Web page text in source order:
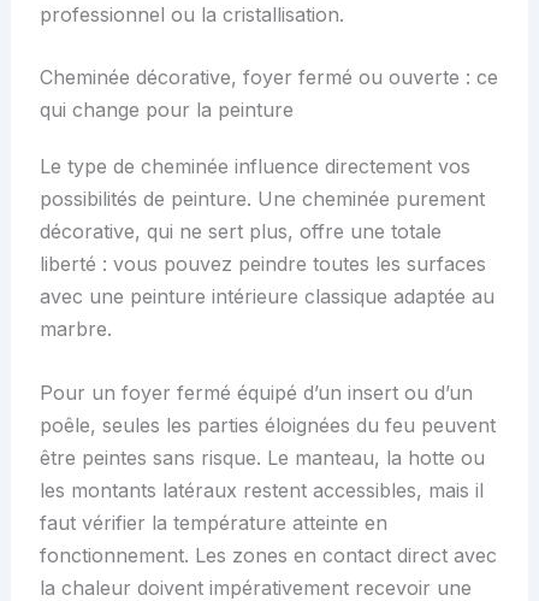
professionnel ou la cristallisation.
Cheminée décorative, foyer fermé ou ouverte : ce
qui change pour la peinture
Le type de cheminée influence directement vos
possibilités de peinture. Une cheminée purement
décorative, qui ne sert plus, offre une totale
liberté : vous pouvez peindre toutes les surfaces
avec une peinture intérieure classique adaptée au
marbre.
Pour un foyer fermé équipé d’un insert ou d’un
poêle, seules les parties éloignées du feu peuvent
être peintes sans risque. Le manteau, la hotte ou
les montants latéraux restent accessibles, mais il
faut vérifier la température atteinte en
fonctionnement. Les zones en contact direct avec
la chaleur doivent impérativement recevoir une